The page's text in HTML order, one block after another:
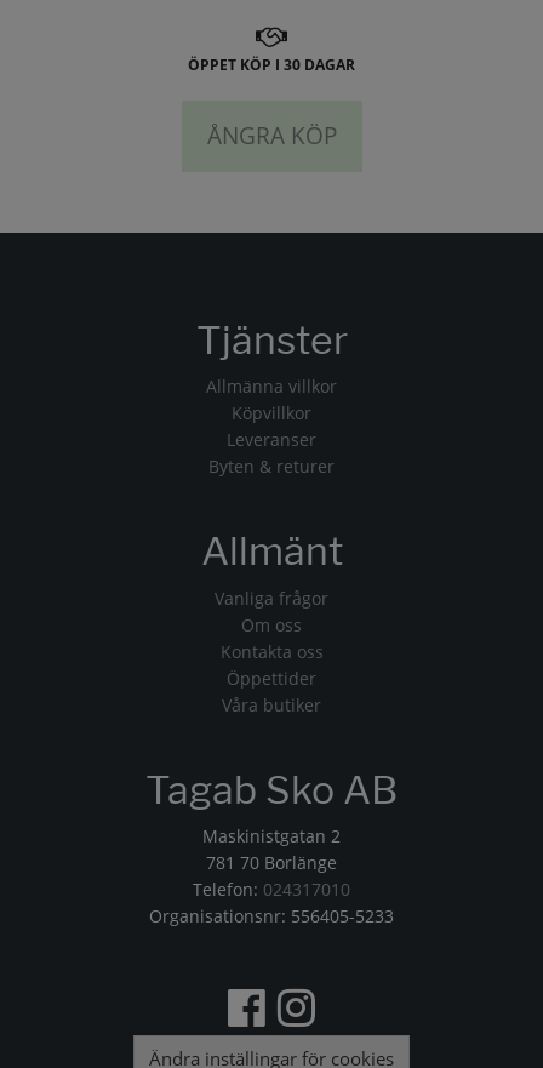
ÖPPET KÖP I 30 DAGAR
ÅNGRA KÖP
Tjänster
Allmänna villkor
Köpvillkor
Leveranser
Byten & returer
Allmänt
Vanliga frågor
Om oss
Kontakta oss
Öppettider
Våra butiker
Tagab Sko AB
Maskinistgatan 2
781 70 Borlänge
Telefon: 024317010
Organisationsnr: 556405-5233
Ändra inställingar för cookies